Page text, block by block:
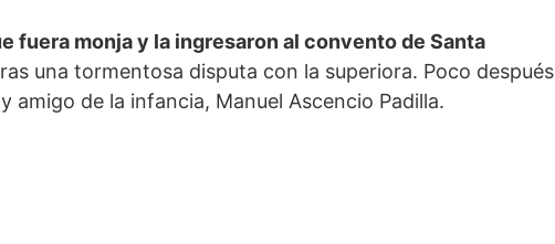
fuera monja y la ingresaron al convento de Santa
una tormentosa disputa con la superiora. Poco después
de la infancia, Manuel Ascencio Padilla.